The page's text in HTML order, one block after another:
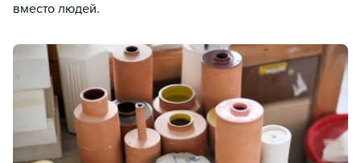
вместо людей.